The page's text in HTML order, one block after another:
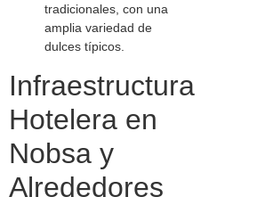
tradicionales, con una
amplia variedad de
dulces típicos.
Infraestructura
Hotelera en
Nobsa y
Alrededores